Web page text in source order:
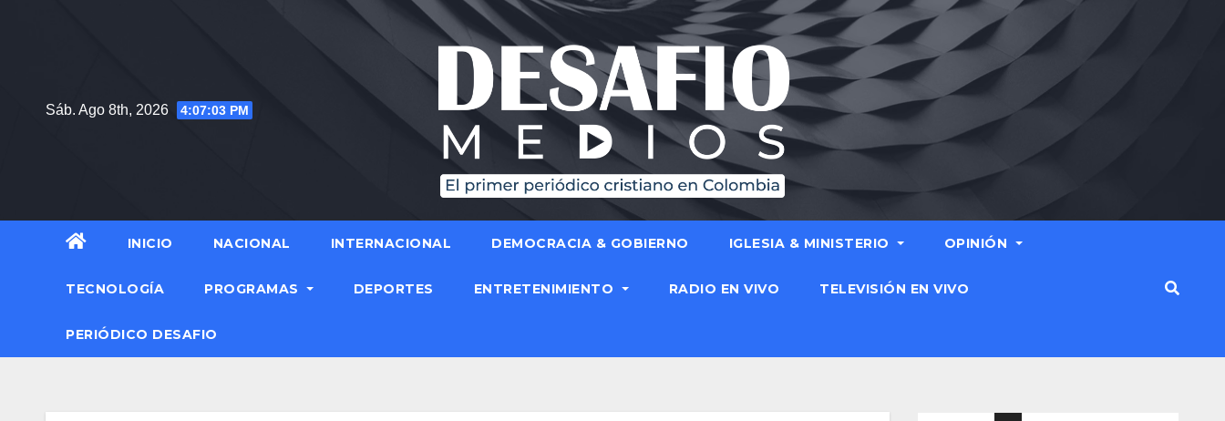
Sáb. Ago 8th, 2026 4:07:05 PM
INICIO NACIONAL INTERNACIONAL DEMOCRACIA & GOBIERNO IGLESIA & MINISTERIO OPINIÓN
TECNOLOGÍA PROGRAMAS DEPORTES ENTRETENIMIENTO RADIO EN VIVO TELEVISIÓN EN VIVO
PERIÓDICO DESAFIO